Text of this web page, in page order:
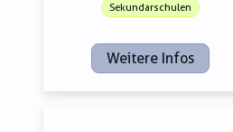
Sekundarschulen
Weitere Infos